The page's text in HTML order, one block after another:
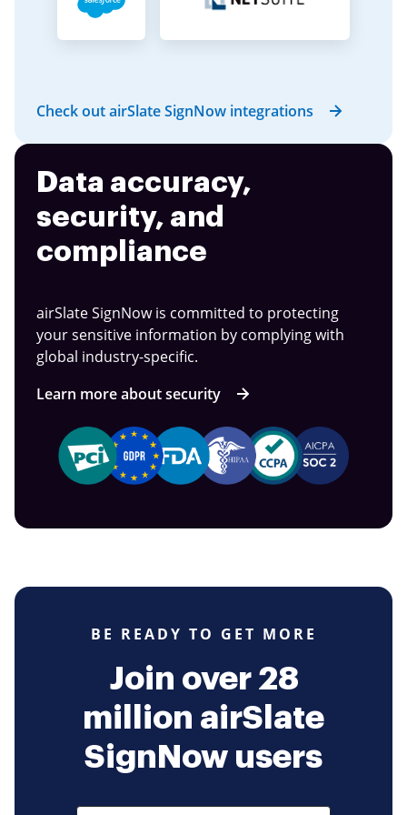
Check out airSlate SignNow integrations
Data accuracy,
security, and
compliance
airSlate SignNow is committed to protecting
your sensitive information by complying with
global industry-specific.
Learn more about security
BE READY TO GET MORE
Join over 28
million airSlate
SignNow users